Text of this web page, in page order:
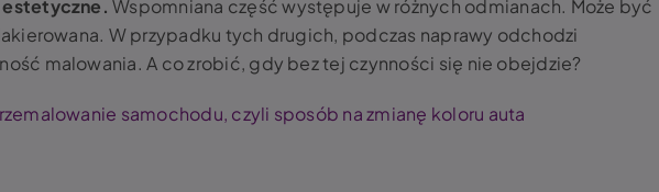
Wspomniana część występuje w różnych odmianach. Może być
W przypadku tych drugich, podczas naprawy odchodzi
malowania. A co zrobić, gdy bez tej czynności się nie obejdzie?
samochodu, czyli sposób na zmianę koloru auta